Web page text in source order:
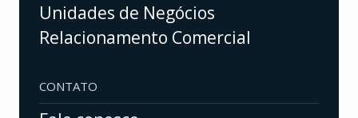
Unidades de Negócios
Relacionamento Comercial
CONTATO